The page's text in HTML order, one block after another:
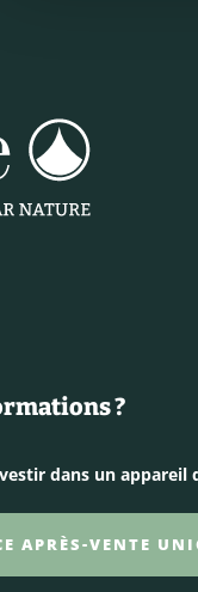
n
e
?
dans un appareil
APRÈS-VENTE